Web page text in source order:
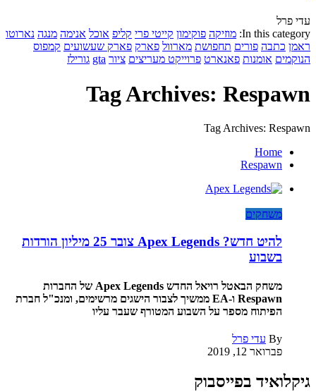
עדי פרל
In this category: מוזיקה פוקימון קייטי פרי קליפ אוכל אנימה מנגה נארוטו
ראמן כתבה פורים תחפושת מארוול פארק פארק שעשועים קמפוס
הנוקמים אומנות פאנארט פרוייקט מעריצים ציור gta גורילז
Tag Archives: Respawn
Tag Archives: Respawn
Home
Respawn
משחקים
להיט חדש? Apex Legends צובר 25 מיליון הורדות
בשבוע
משחק הבאטל רויאל החדש Apex Legends של החברות
Respawn ו-EA ממשיך לצבור הישגים מרשימים, ומנכ"ל חברת
הפיתוח מספר על השבוע המטורף שעבר עליו
By עדי פרל
פברואר 12, 2019
גיקלואיד בפייסבוק